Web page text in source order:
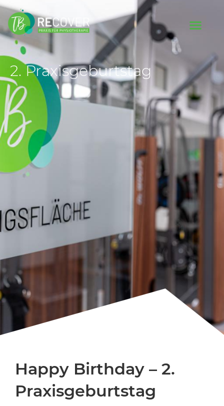
2. Praxisgeburtstag
Happy Birthday – 2.
Praxisgeburtstag